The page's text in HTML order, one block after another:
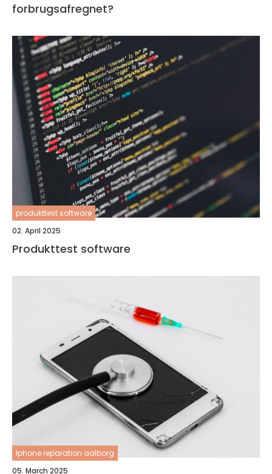
forbrugsafregnet?
produkttest software
02. April 2025
Produkttest software
Iphone reparation aalborg
05. March 2025